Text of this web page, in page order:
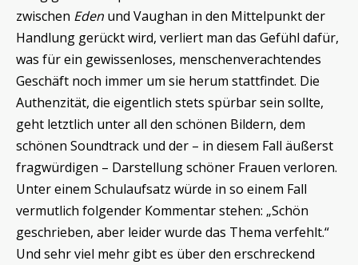
zwischen Eden und Vaughan in den Mittelpunkt der
Handlung gerückt wird, verliert man das Gefühl dafür,
was für ein gewissenloses, menschenverachtendes
Geschäft noch immer um sie herum stattfindet. Die
Authenzität, die eigentlich stets spürbar sein sollte,
geht letztlich unter all den schönen Bildern, dem
schönen Soundtrack und der – in diesem Fall äußerst
fragwürdigen – Darstellung schöner Frauen verloren.
Unter einem Schulaufsatz würde in so einem Fall
vermutlich folgender Kommentar stehen: „Schön
geschrieben, aber leider wurde das Thema verfehlt.“
Und sehr viel mehr gibt es über den erschreckend